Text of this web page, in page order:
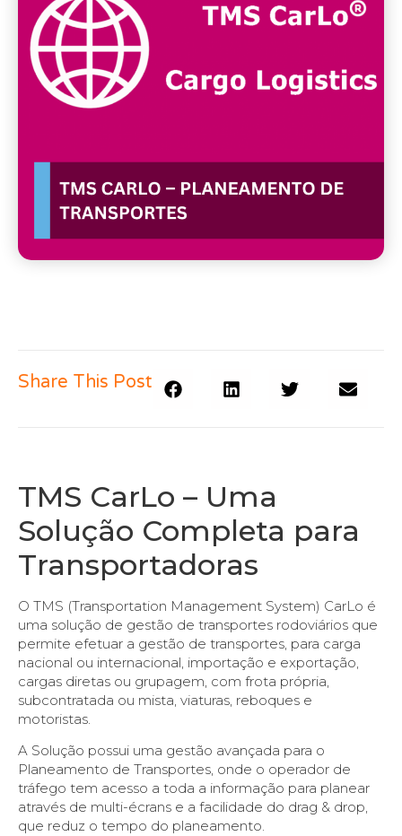
Share This Post
TMS CarLo – Uma
Solução Completa para
Transportadoras
O TMS (Transportation Management System) CarLo é
uma solução de gestão de transportes rodoviários que
permite efetuar a gestão de transportes, para carga
nacional ou internacional, importação e exportação,
cargas diretas ou grupagem, com frota própria,
subcontratada ou mista, viaturas, reboques e
motoristas.
A Solução possui uma gestão avançada para o
Planeamento de Transportes, onde o operador de
tráfego tem acesso a toda a informação para planear
através de multi-écrans e a facilidade do drag & drop,
que reduz o tempo do planeamento.